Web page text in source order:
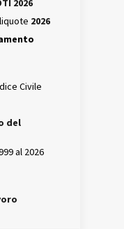
2026
Civile
del
al 2026